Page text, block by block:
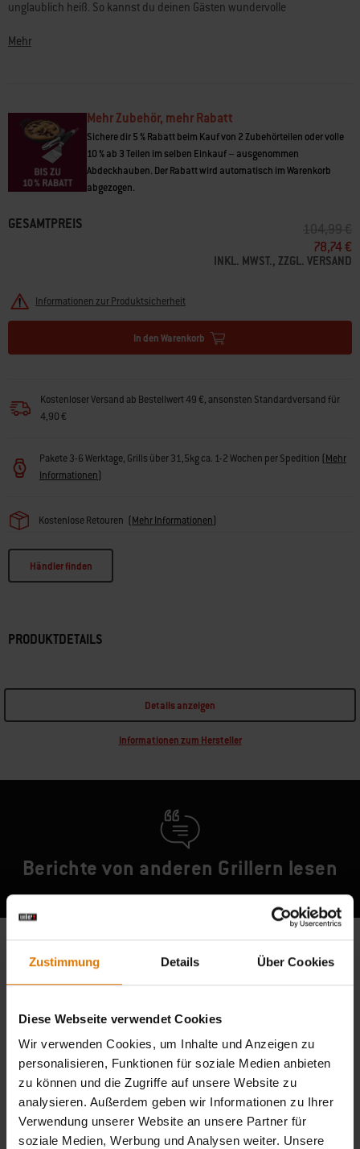
Zustimmung Details Über Cookies
Diese Webseite verwendet Cookies
Wir verwenden Cookies, um Inhalte und Anzeigen zu
personalisieren, Funktionen für soziale Medien anbieten
zu können und die Zugriffe auf unsere Website zu
analysieren. Außerdem geben wir Informationen zu Ihrer
Verwendung unserer Website an unsere Partner für
soziale Medien, Werbung und Analysen weiter. Unsere
derselben
unglaublich heiß. So kannst du deinen Gästen wundervolle
Mehr
Mehr Zubehör, mehr Rabatt
Sichere dir 5 % Rabatt beim Kauf von 2 Zubehörteilen oder volle
10 % ab 3 Teilen im selben Einkauf – ausgenommen
Abdeckhauben. Der Rabatt wird automatisch im Warenkorb
abgezogen.
GESAMTPREIS PREIS
104,99 €
78,74 €
INKL. MWST., ZZGL. VERSAND
Informationen zur Produktsicherheit
In den Warenkorb
Kostenloser Versand ab Bestellwert 49 €, ansonsten Standardversand für
4,90 €
Pakete 3-6 Werktage, Grills über 31,5kg ca. 1-2 Wochen per Spedition (Mehr
Informationen)
Kostenlose Retouren (Mehr Informationen)
Händler finden
PRODUKTDETAILS
Details anzeigen
Informationen zum Hersteller
Berichte von anderen Grillern lesen